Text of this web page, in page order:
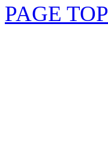
PAGE TOP